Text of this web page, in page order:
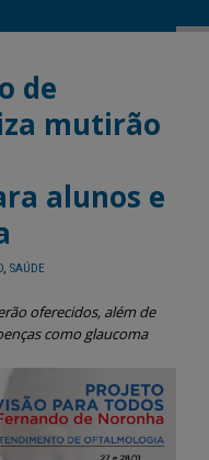
de
mutirão
alunos e
, SAÚDE
oferecidos, além de
como glaucoma